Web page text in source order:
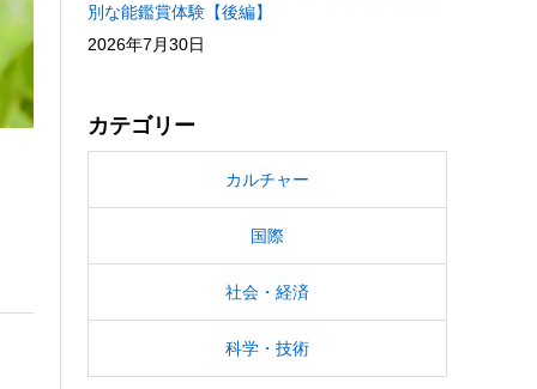
別な能鑑賞体験【後編】
2026年7月30日
カテゴリー
カルチャー
国際
社会・経済
科学・技術